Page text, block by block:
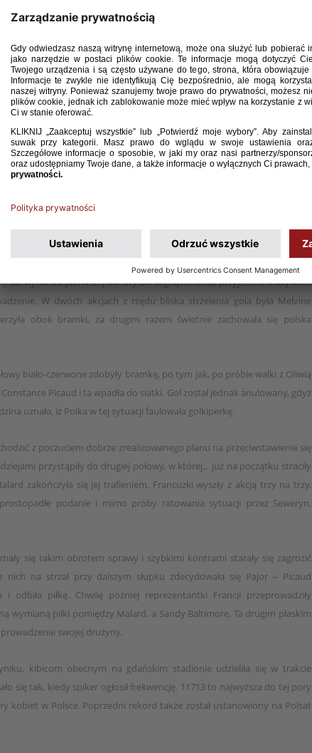
środka pola Polek z tym, co miało miejsce we Francji. Wtedy
Kamczyk oraz Tanja Pawollek. A teraz: Kamczyk, Patrycja Sarapata
z Francuzkami polskie piłkarki długo były w grze o korzystny wynik. Co
w mecz, najbardziej aktywna w Polsce Weronika Zawistowska mocno
rywalek. Tak aktywne rozpoczęcie gry przez biało-czerwone nie
obraz pierwszej połowy, niemniej podopieczne Niny Patalon zdawały
dużą pewnością siebie, zwłaszcza w ofensywie, co pokazywała
fragmentami Kamczyk. Gospodynie szukały również sposobu na
która z kolei starała się wywierać presję na przeciwniczkach.
Francuzki, które ponad dwukrotnie częściej utrzymywały się przy piłce,
łącznie i celnych (zero takich prób po stronie biało-czerwonych
ale wynik od pierwszej minuty ani drgnął, chociaż przyjezdne miały kilka
W dwóch akcjach z rzędu bliska strzelenia gola była Melvine
obok bramki, za drugim razem świetnie zachowała się polska
biało-czerwone zdobyły bramkę, po tym jak, po próbie walki z Oliwią
Constance Picaud i ta wpadła do siatki. Gol został jednak anulowany, gdyż
uznała, iż Polka w tej sytuacji faulowała golkiperkę.
z poczuciem dobrze zrealizowanego planu na przeciwstawienie się
przystąpiły do drugiej połowy, w której... już na początku straciły
zakończyła się jej trafieniem. Francuzki wyszły z akcją trzy na trzy,
podanie i mimo próby ratowania sytuacji przez Seweryn,
się takim obrotem sprawy i szybkimi kontrami starały się zagrozić
nich na strzał przy dalszym słupku zdecydowała się Pajor – Picaud
i odbiła piłkę. Chwilę później reprezentantki Francji przeprowadziły
wymianą piłki pomiędzy Malard, a Sandy Baltimore. Ta drugim płaskim
swojej drużyny.
kibicom obecnym na gdańskim stadionie udzieliła się w trakcie
się tak, kiedy spiker ogłosił frekwencję. 11713 to najwyższa do tej pory
kobiet w Polsce. Poprzedni rekord także został ustanowiony na Polsat